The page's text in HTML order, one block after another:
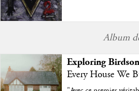
Album
Exploring
Every House We